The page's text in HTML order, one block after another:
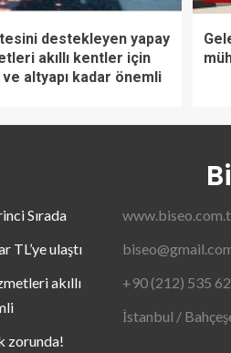
destekleyen yapay
akıllı kentler için
altyapı kadar önemli
Sırada
TL’ye ulaştı
akıllı
zorunda!
+90 (212) 535
İstanbul /